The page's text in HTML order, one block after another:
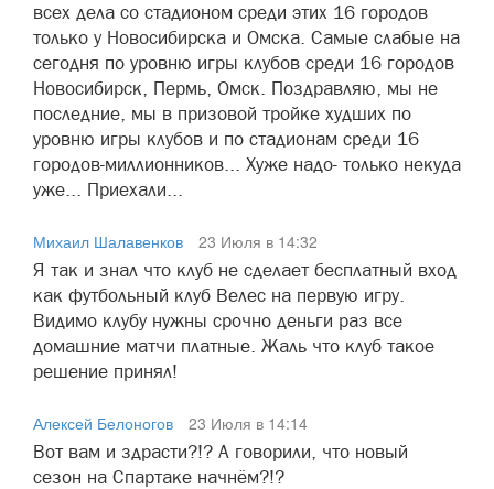
всех дела со стадионом среди этих 16 городов
только у Новосибирска и Омска. Самые слабые на
сегодня по уровню игры клубов среди 16 городов
Новосибирск, Пермь, Омск. Поздравляю, мы не
последние, мы в призовой тройке худших по
уровню игры клубов и по стадионам среди 16
городов-миллионников... Хуже надо- только некуда
уже... Приехали...
Михаил Шалавенков
23 Июля в 14:32
Я так и знал что клуб не сделает бесплатный вход
как футбольный клуб Велес на первую игру.
Видимо клубу нужны срочно деньги раз все
домашние матчи платные. Жаль что клуб такое
решение принял!
Алексей Белоногов
23 Июля в 14:14
Вот вам и здрасти?!? А говорили, что новый
сезон на Спартаке начнём?!?